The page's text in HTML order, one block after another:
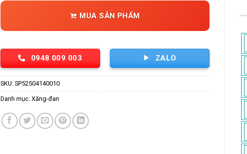
MUA SẢN PHẨM
0948 009 003 ZALO
SKU:SP52504140010
Danh mục:Xăng-đan